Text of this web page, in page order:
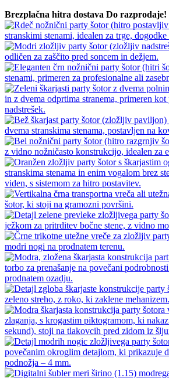
Brezplačna hitra dostava Do razprodaje!